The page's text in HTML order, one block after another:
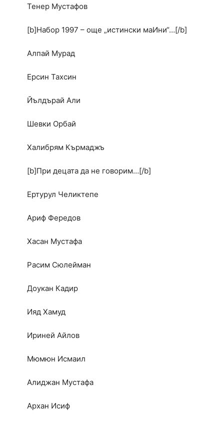
Тенер Мустафов
[b]Набор 1997 – още „истински маИни“…[/b]
Алпай Мурад
Ерсин Тахсин
Йълдърай Али
Шевки Орбай
Халибрям Кърмаджъ
[b]При децата да не говорим…[/b]
Ертурул Челиктепе
Ариф Фередов
Хасан Мустафа
Расим Сюлейман
Доукан Кадир
Ияд Хамуд
Ириней Айлов
Мюмюн Исмаил
Алиджан Мустафа
Архан Исиф